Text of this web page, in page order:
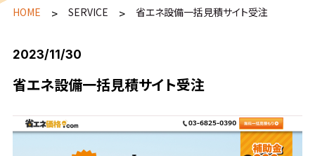
HOME > SERVICE > 省エネ設備一括見積サイト受注
2023/11/30
省エネ設備一括見積サイト受注